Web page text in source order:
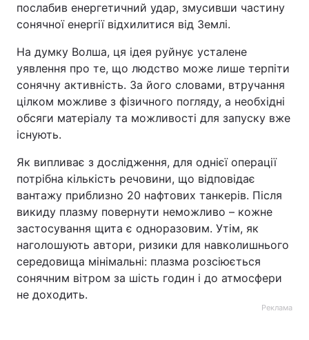
послабив енергетичний удар, змусивши частину
сонячної енергії відхилитися від Землі.
На думку Волша, ця ідея руйнує усталене
уявлення про те, що людство може лише терпіти
сонячну активність. За його словами, втручання
цілком можливе з фізичного погляду, а необхідні
обсяги матеріалу та можливості для запуску вже
існують.
Як випливає з дослідження, для однієї операції
потрібна кількість речовини, що відповідає
вантажу приблизно 20 нафтових танкерів. Після
викиду плазму повернути неможливо – кожне
застосування щита є одноразовим. Утім, як
наголошують автори, ризики для навколишнього
середовища мінімальні: плазма розсіюється
сонячним вітром за шість годин і до атмосфери
не доходить.
Реклама